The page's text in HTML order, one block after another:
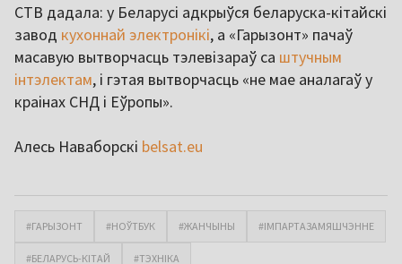
СТВ дадала: у Беларусі адкрыўся беларуска-кітайскі
завод кухоннай электронікі, а «Гарызонт» пачаў
масавую вытворчасць тэлевізараў са штучным
інтэлектам, і гэтая вытворчасць «не мае аналагаў у
краінах СНД і Еўропы».
Алесь Наваборскі belsat.eu
#ГАРЫЗОНТ #НОЎТБУК #ЖАНЧЫНЫ #ІМПАРТАЗАМЯШЧЭННЕ
#БЕЛАРУСЬ-КІТАЙ #ТЭХНІКА